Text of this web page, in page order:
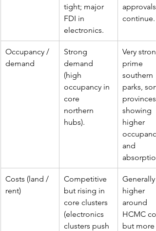
tight; major
FDI in
electronics.
approvals
continue.
Occupancy /
demand
Strong
demand
(high
occupancy in
core
northern
hubs).
Very
prime
southern
parks,
provinces
showing
higher
and
Costs (land /
rent)
Competitive
but rising in
core clusters
(electronics
clusters push
Generally
higher
around
HCMC
but more